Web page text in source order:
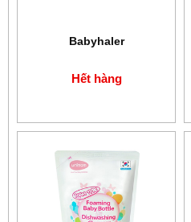
Babyhaler
Hết hàng